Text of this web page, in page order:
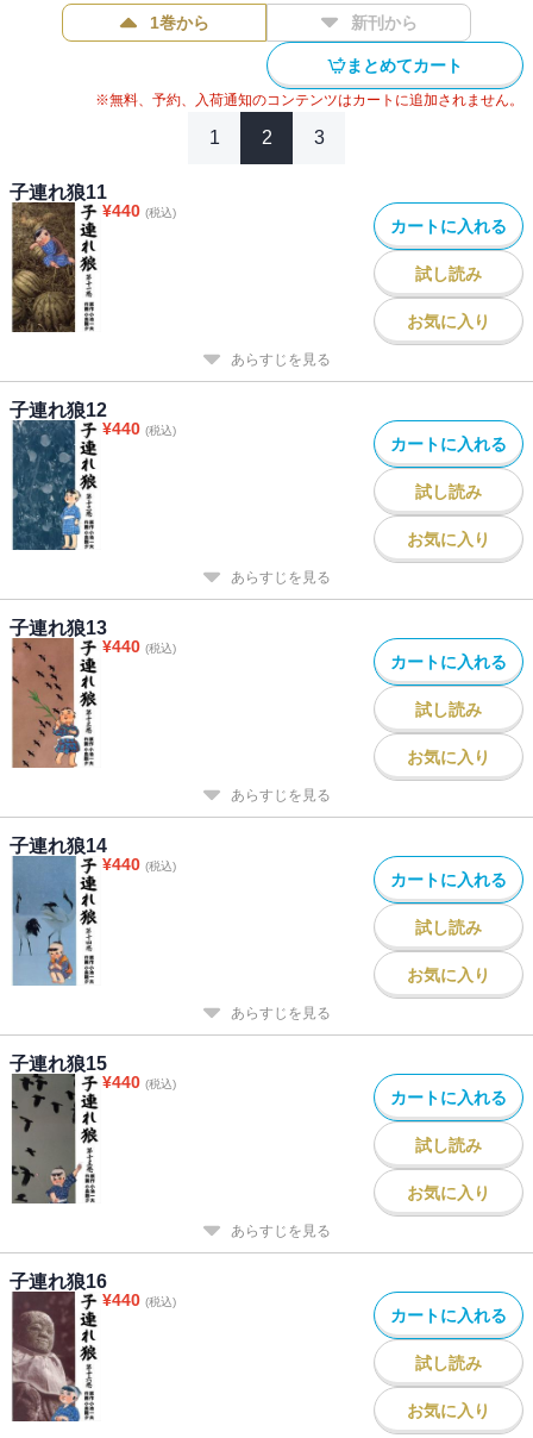
1巻から 新刊から
まとめてカート
※無料、予約、入荷通知のコンテンツはカートに追加されません。
1 2 3
子連れ狼11
¥440 (税込)
カートに入れる
試し読み
お気に入り
あらすじを見る
子連れ狼12
¥440 (税込)
カートに入れる
試し読み
お気に入り
あらすじを見る
子連れ狼13
¥440 (税込)
カートに入れる
試し読み
お気に入り
あらすじを見る
子連れ狼14
¥440 (税込)
カートに入れる
試し読み
お気に入り
あらすじを見る
子連れ狼15
¥440 (税込)
カートに入れる
試し読み
お気に入り
あらすじを見る
子連れ狼16
¥440 (税込)
カートに入れる
試し読み
お気に入り